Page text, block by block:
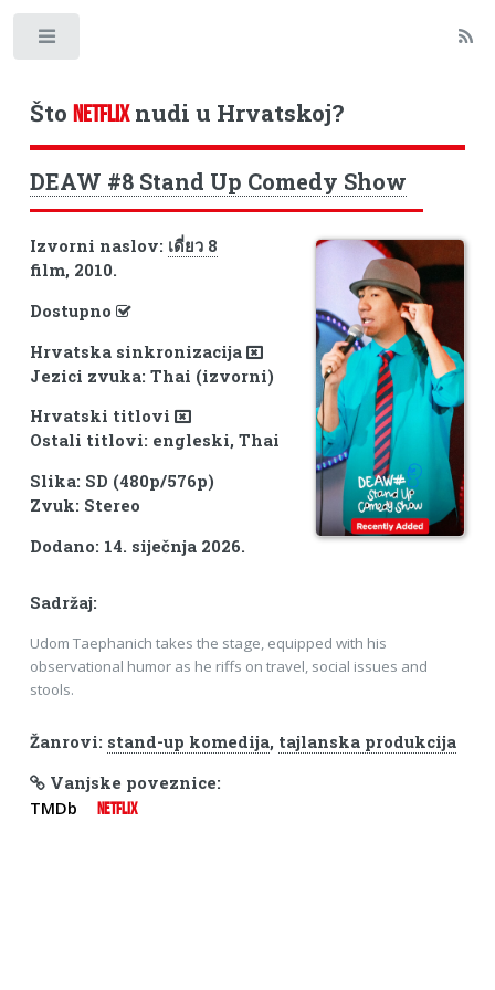
Što NETFLIXnudi u Hrvatskoj?
DEAW #8 Stand Up Comedy Show
Izvorni naslov: เดี่ยว 8
film, 2010.
Dostupno
Hrvatska sinkronizacija
Jezici zvuka: Thai (izvorni)
Hrvatski titlovi
Ostali titlovi: engleski, Thai
Slika: SD (480p/576p)
Zvuk: Stereo
Dodano: 14. siječnja 2026.
Sadržaj:
Udom Taephanich takes the stage, equipped with his
observational humor as he riffs on travel, social issues and
stools.
Žanrovi: stand-up komedija, tajlanska produkcija
Vanjske poveznice:
TMDb NETFLIX